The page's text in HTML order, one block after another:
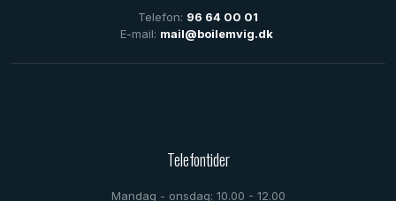
Telefon: 96 64 00 01
E-mail: mail@boilemvig.dk
Telefontider
Mandag - onsdag: 10.00 - 12.00